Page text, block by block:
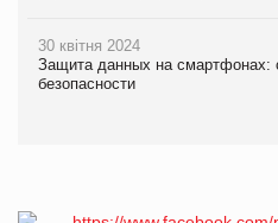
30 квітня 2024
Защита данных на смартфонах:
безопасности